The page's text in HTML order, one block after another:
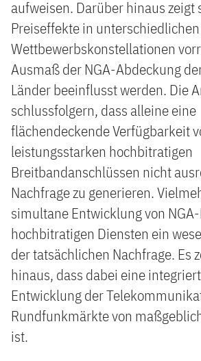
aufweisen. Darüber hinaus zeigt
Preiseffekte in unterschiedlichen
Wettbewerbskonstellationen
Ausmaß der NGA-Abdeckung
Länder beeinflusst werden. Die
schlussfolgern, dass alleine eine
flächendeckende Verfügbarkeit
leistungsstarken hochbitratigen
Breitbandanschlüssen nicht
Nachfrage zu generieren.
simultane Entwicklung von
hochbitratigen Diensten ein
der tatsächlichen Nachfrage. Es
hinaus, dass dabei eine
Entwicklung der
Rundfunkmärkte von
ist.